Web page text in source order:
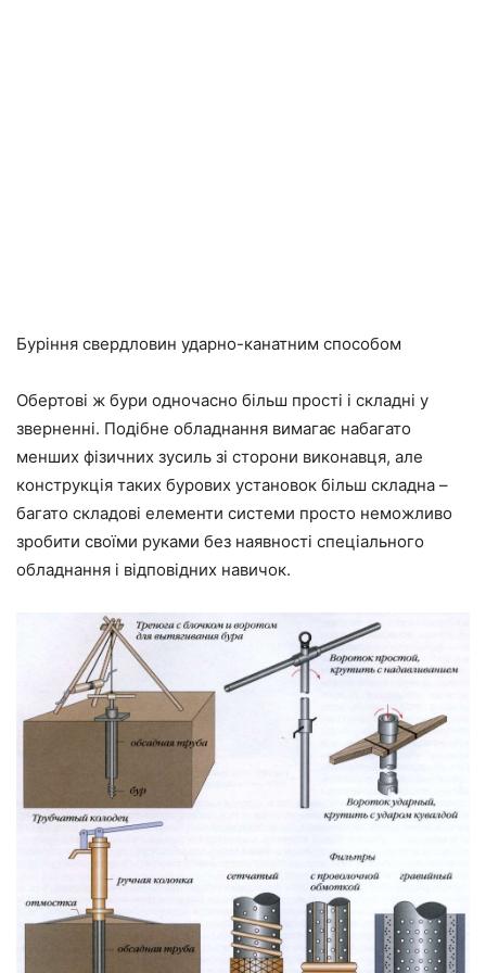
Буріння свердловин ударно-канатним способом
Обертові ж бури одночасно більш прості і складні у
зверненні. Подібне обладнання вимагає набагато
менших фізичних зусиль зі сторони виконавця, але
конструкція таких бурових установок більш складна –
багато складові елементи системи просто неможливо
зробити своїми руками без наявності спеціального
обладнання і відповідних навичок.